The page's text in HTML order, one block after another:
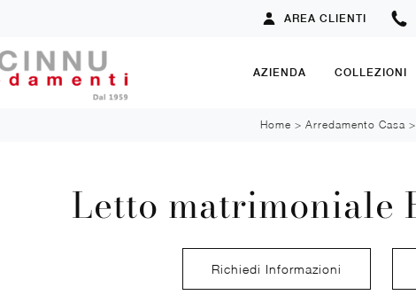
AREA CLIENTI
AZIENDA COLLEZIONI
Home > Arredamento Casa >
Letto matrimoniale
Richiedi Informazioni